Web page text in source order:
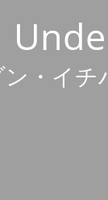
・イチ